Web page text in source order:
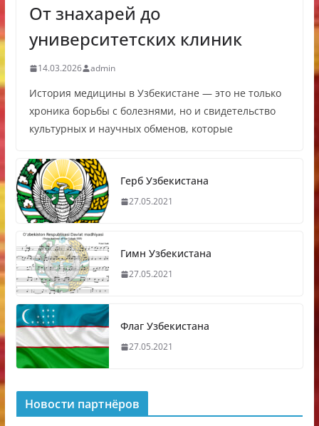
От знахарей до
университетских клиник
14.03.2026 admin
История медицины в Узбекистане — это не только
хроника борьбы с болезнями, но и свидетельство
культурных и научных обменов, которые
Герб Узбекистана
27.05.2021
Гимн Узбекистана
27.05.2021
Флаг Узбекистана
27.05.2021
Новости партнёров